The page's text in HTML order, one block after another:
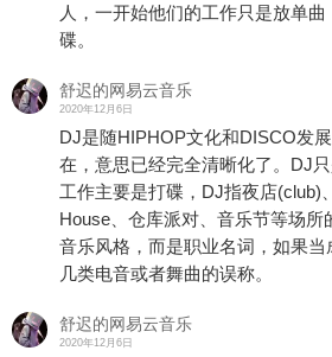
人，一开始他们的工作只是放单
碟。
舒迟的网易云音乐
2020年12月6日
DJ是随HIPHOP文化和DISCO发
在，意思已经完全清晰化了。DJ
工作主要是打碟，DJ指夜店(club)
House、仓库派对、音乐节等场所
音乐风格，而是职业名词，如果
几类电音或者舞曲的误称。
舒迟的网易云音乐
2020年12月6日